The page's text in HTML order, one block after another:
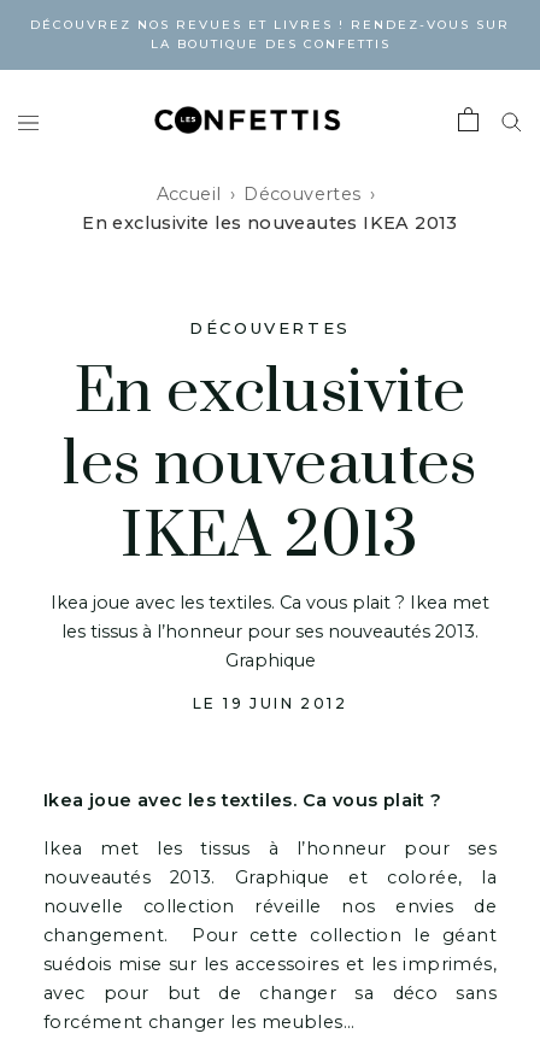
DÉCOUVREZ NOS REVUES ET LIVRES ! RENDEZ-VOUS SUR
LA BOUTIQUE DES CONFETTIS
Accueil
Découvertes
En exclusivite les nouveautes IKEA 2013
DÉCOUVERTES
En exclusivite
les nouveautes
IKEA 2013
Ikea joue avec les textiles. Ca vous plait ? Ikea met
les tissus à l’honneur pour ses nouveautés 2013.
Graphique
LE 19 JUIN 2012
Ikea joue avec les textiles. Ca vous plait ?
Ikea met les tissus à l’honneur pour ses
nouveautés 2013. Graphique et colorée, la
nouvelle collection réveille nos envies de
changement. Pour cette collection le géant
suédois mise sur les accessoires et les imprimés,
avec pour but de changer sa déco sans
forcément changer les meubles…